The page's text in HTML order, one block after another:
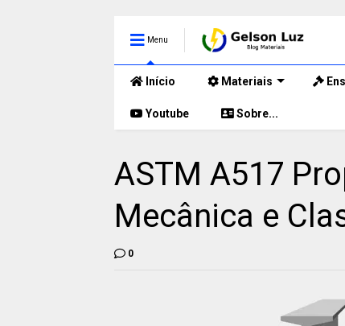
Menu
Início Materiais
Youtube Sobre...
ASTM A517
Mecânica e
0